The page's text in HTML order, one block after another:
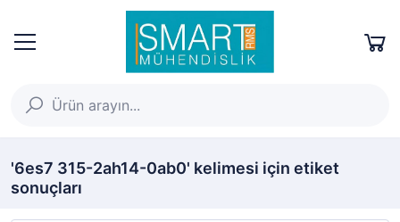
'6es7 315-2ah14-0ab0' kelimesi için etiket
sonuçları